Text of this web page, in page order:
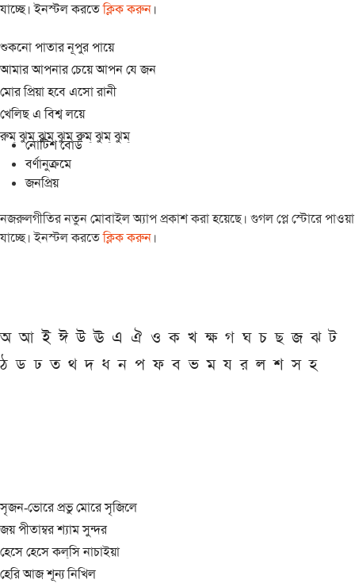
যাচ্ছে। ইনস্টল করতেক্লিক করুন।
শুকনো পাতার নূপুর পায়ে
আমার আপনার চেয়ে আপন যে জন
মোর প্রিয়া হবে এসো রানী
খেলিছ এ বিশ্ব লয়ে
রুম্ ঝুম্ ঝুম্ ঝুম্ রুম্ ঝুম্ ঝুম্
নোটিশ বোর্ড
বর্ণানুক্রমে
জনপ্রিয়
নজরুলগীতির নতুন মোবাইল অ্যাপ প্রকাশ করা হয়েছে। গুগল প্লে স্টোরে পাওয়া
যাচ্ছে। ইনস্টল করতেক্লিক করুন।
অ আ ই ঈ উ ঊ এ ঐ ও ক খ ক্ষ গ ঘ চ ছ জ ঝ ট
ঠ ড ঢ ত থ দ ধ ন প ফ ব ভ ম য র ল শ স হ
সৃজন-ভোরে প্রভু মোরে সৃজিলে
জয় পীতাম্বর শ্যাম সুন্দর
হেসে হেসে কল্‌সি নাচাইয়া
হেরি আজ শূন্য নিখিল